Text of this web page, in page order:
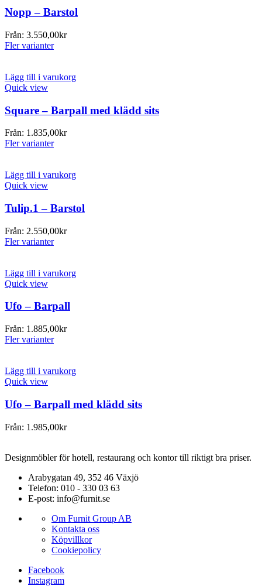
Nopp – Barstol
Från: 3.550,00kr
Fler varianter
Lägg till i varukorg
Quick view
Square – Barpall med klädd sits
Från: 1.835,00kr
Fler varianter
Lägg till i varukorg
Quick view
Tulip.1 – Barstol
Från: 2.550,00kr
Fler varianter
Lägg till i varukorg
Quick view
Ufo – Barpall
Från: 1.885,00kr
Fler varianter
Lägg till i varukorg
Quick view
Ufo – Barpall med klädd sits
Från: 1.985,00kr
Designmöbler för hotell, restaurang och kontor till riktigt bra priser.
Arabygatan 49, 352 46 Växjö
Telefon: 010 - 330 03 63
E-post: info@furnit.se
Om Furnit Group AB
Kontakta oss
Köpvillkor
Cookiepolicy
Facebook
Instagram